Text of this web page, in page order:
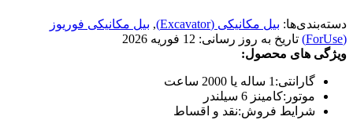
دسته‌بندی‌ها: بیل مکانیکی (Excavator) , بیل مکانیکی فوریوز
(ForUse)
تاریخ به روز رسانی: 12 فوریه 2026
ویژگی های محصول:
گارانتی: 1 ساله یا 2000 ساعت
موتور:کامینز 6 سیلندر
شرایط فروش:نقد و اقساط